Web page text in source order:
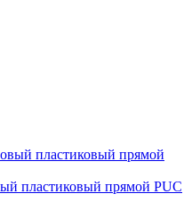
пластиковый прямой PUC